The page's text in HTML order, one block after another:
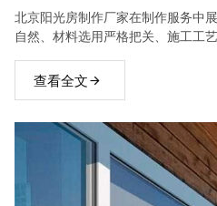
北京阳光房制作厂家在制作服务中
自然、材料选用严格把关、施工工
查看全文